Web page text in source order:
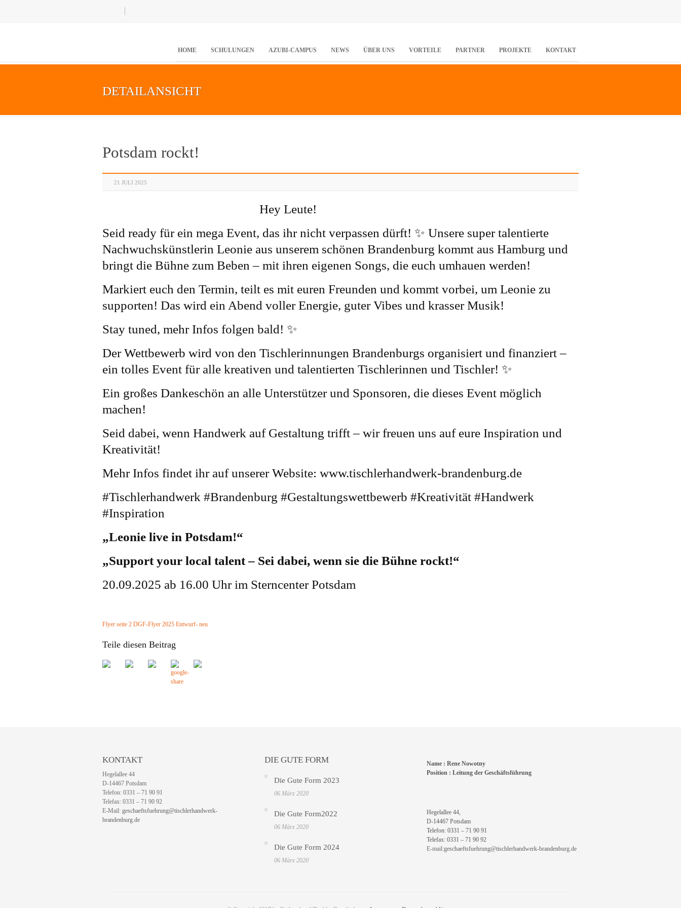
HOME SCHULUNGEN AZUBI-CAMPUS NEWS ÜBER UNS VORTEILE PARTNER PROJEKTE KONTAKT
DETAILANSICHT
Potsdam rockt!
21 JULI 2025
Hey Leute!
Seid ready für ein mega Event, das ihr nicht verpassen dürft! ✨ Unsere super talentierte
Nachwuchskünstlerin Leonie aus unserem schönen Brandenburg kommt aus Hamburg und
bringt die Bühne zum Beben – mit ihren eigenen Songs, die euch umhauen werden!
Markiert euch den Termin, teilt es mit euren Freunden und kommt vorbei, um Leonie zu
supporten! Das wird ein Abend voller Energie, guter Vibes und krasser Musik!
Stay tuned, mehr Infos folgen bald! ✨
Der Wettbewerb wird von den Tischlerinnungen Brandenburgs organisiert und finanziert –
ein tolles Event für alle kreativen und talentierten Tischlerinnen und Tischler! ✨
Ein großes Dankeschön an alle Unterstützer und Sponsoren, die dieses Event möglich
machen!
Seid dabei, wenn Handwerk auf Gestaltung trifft – wir freuen uns auf eure Inspiration und
Kreativität!
Mehr Infos findet ihr auf unserer Website: www.tischlerhandwerk-brandenburg.de
#Tischlerhandwerk #Brandenburg #Gestaltungswettbewerb #Kreativität #Handwerk
#Inspiration
„Leonie live in Potsdam!“
„Support your local talent – Sei dabei, wenn sie die Bühne rockt!“
20.09.2025 ab 16.00 Uhr im Sterncenter Potsdam
Flyer seite 2 DGF-Flyer 2025 Entwurf- neu
Teile diesen Beitrag
KONTAKT
Hegelallee 44
D-14467 Potsdam
Telefon: 0331 – 71 90 91
Telefax: 0331 – 71 90 92
E-Mail: geschaeftsfuehrung@tischlerhandwerk-
brandenburg.de
DIE GUTE FORM
Die Gute Form 2023
06 März 2020
Die Gute Form2022
06 März 2020
Die Gute Form 2024
06 März 2020
Name : Rene Nowotny
Position : Leitung der Geschäftsführung
Hegelallee 44,
D-14467 Potsdam
Telefon: 0331 – 71 90 91
Telefax: 0331 – 71 90 92
E-mail:geschaeftsfuehrung@tischlerhandwerk-brandenburg.de